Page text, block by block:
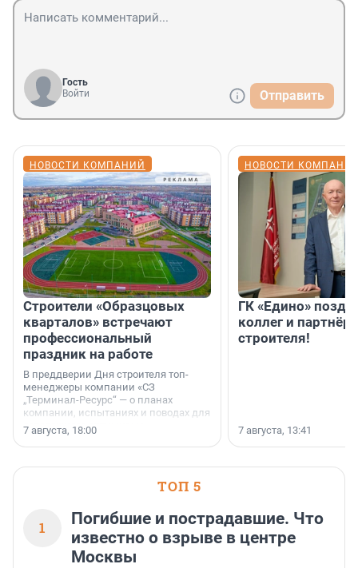
Гость
Войти
Отправить
НОВОСТИ КОМПАНИЙ
Строители «Образцовых
кварталов» встречают
профессиональный
праздник на работе
В преддверии Дня строителя топ-
менеджеры компании «СЗ
„Терминал-Ресурс“ — о планах
компании, испытаниях и поводах для
осторожного оптимизма.
7 августа, 18:00
НОВОСТИ
ГК «Едино»
коллег и
строителя!
7 августа, 13:41
ТОП 5
1
Погибшие и пострадавшие. Что
известно о взрыве в центре
Москвы